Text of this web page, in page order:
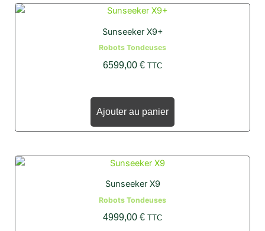
Sunseeker X9+
Robots Tondeuses
6599,00 € TTC
Ajouter au panier
Sunseeker X9
Robots Tondeuses
4999,00 € TTC